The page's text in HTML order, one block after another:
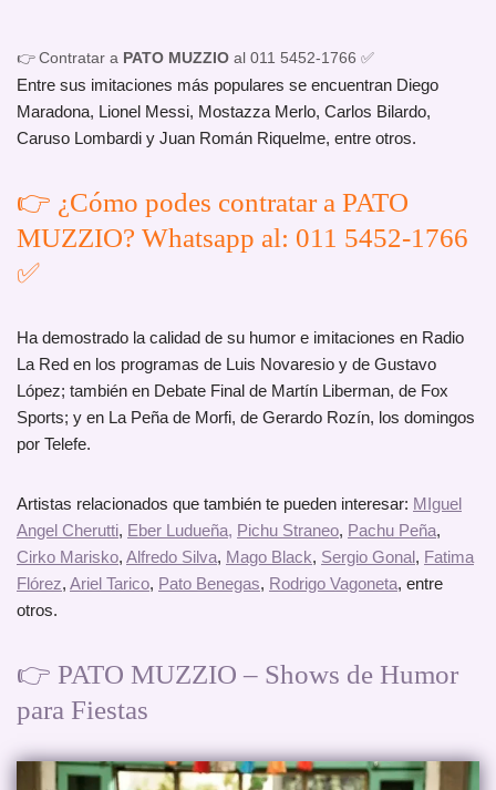
👉 Contratar a PATO MUZZIO al 011 5452-1766 ✅
Entre sus imitaciones más populares se encuentran Diego
Maradona, Lionel Messi, Mostazza Merlo, Carlos Bilardo,
Caruso Lombardi y Juan Román Riquelme, entre otros.
👉 ¿Cómo podes contratar a PATO
MUZZIO? Whatsapp al: 011 5452-1766
✅
Ha demostrado la calidad de su humor e imitaciones en Radio
La Red en los programas de Luis Novaresio y de Gustavo
López; también en Debate Final de Martín Liberman, de Fox
Sports; y en La Peña de Morfi, de Gerardo Rozín, los domingos
por Telefe.
Artistas relacionados que también te pueden interesar: MIguel
Angel Cherutti, Eber Ludueña, Pichu Straneo, Pachu Peña,
Cirko Marisko, Alfredo Silva, Mago Black, Sergio Gonal, Fatima
Flórez, Ariel Tarico, Pato Benegas, Rodrigo Vagoneta, entre
otros.
👉 PATO MUZZIO – Shows de Humor
para Fiestas